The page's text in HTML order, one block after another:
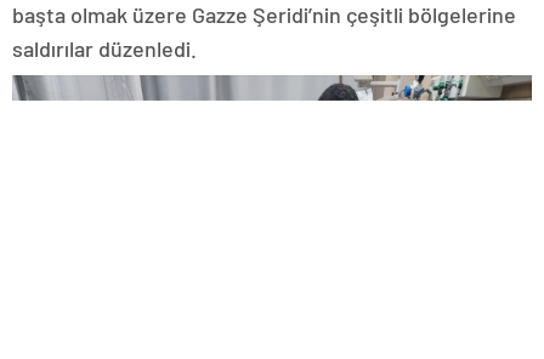
başta olmak üzere Gazze Şeridi’nin çeşitli bölgelerine
saldırılar düzenledi.